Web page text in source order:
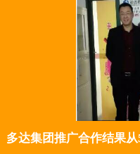
多达集团推广合作结果